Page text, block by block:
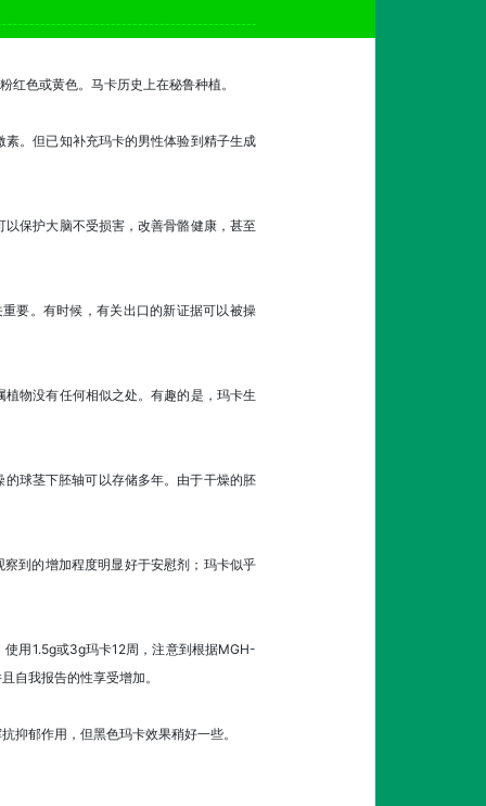
色或黄色。马卡历史上在秘鲁种植。
。但已知补充玛卡的男性体验到精子生成
保护大脑不受损害，改善骨骼健康，甚至
要。有时候，有关出口的新证据可以被操
物没有任何相似之处。有趣的是，玛卡生
球茎下胚轴可以存储多年。由于干燥的胚
到的增加程度明显好于安慰剂；玛卡似乎
用1.5g或3g玛卡12周，注意到根据MGH-
自我报告的性享受增加。
郁作用，但黑色玛卡效果稍好一些。